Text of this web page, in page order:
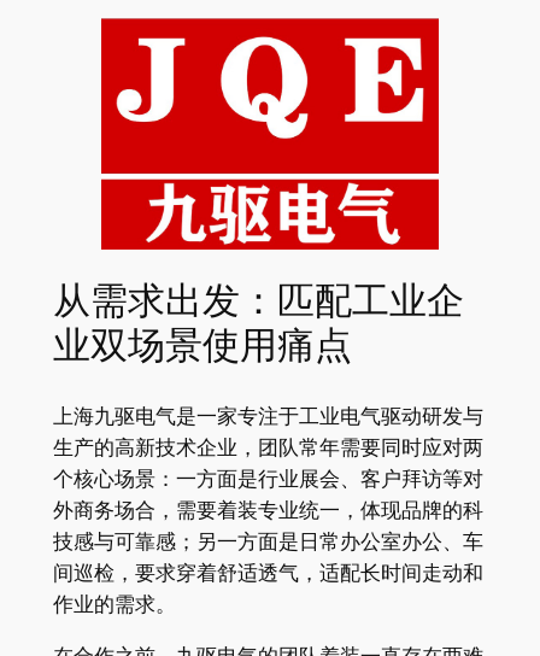
从需求出发：匹配工业企
业双场景使用痛点
上海九驱电气是一家专注于工业电气驱动研发与
生产的高新技术企业，团队常年需要同时应对两
个核心场景：一方面是行业展会、客户拜访等对
外商务场合，需要着装专业统一，体现品牌的科
技感与可靠感；另一方面是日常办公室办公、车
间巡检，要求穿着舒适透气，适配长时间走动和
作业的需求。